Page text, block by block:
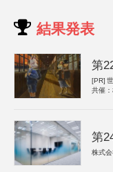
結果発表
第
[PR]
共催
第
株式